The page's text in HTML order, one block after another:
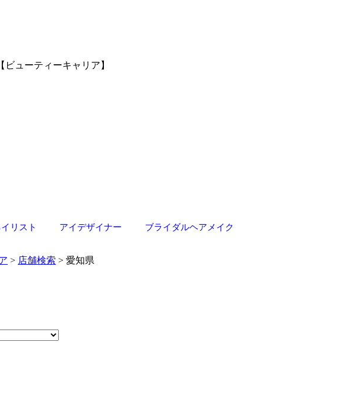
ューティーキャリア】
リスト アイデザイナー ブライダルヘアメイク
> 店舗検索 > 愛知県